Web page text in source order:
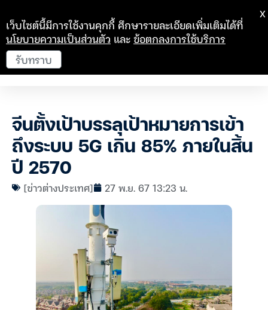
จีนตั้งเป้าบรรลุเป้าหมายการเข้า
ถึงระบบ 5G เกิน 85% ภายในสิ้น
ปี 2570
[ข่าวต่างประเทศ] 27 พ.ย. 67 13:23 น.
เว็บไซต์นี้มีการใช้งานคุกกี้ ศึกษารายละเอียดเพิ่มเติมได้ที่
นโยบายความเป็นส่วนตัว และข้อตกลงการใช้บริการ
รับทราบ
X